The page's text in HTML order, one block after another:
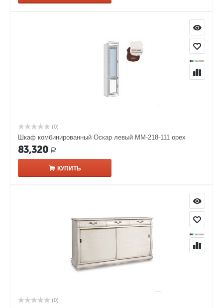
(0)
Шкаф комбинированный Оскар левый ММ-218-111 орех
83,320 Р
КУПИТЬ
(0)